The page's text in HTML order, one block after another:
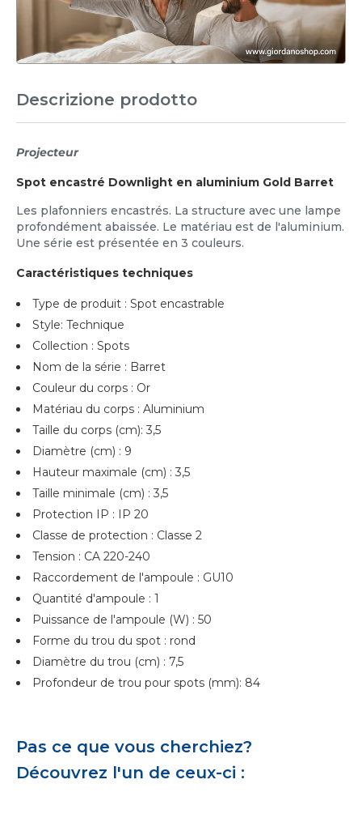
Descrizione prodotto
Projecteur
Spot encastré Downlight en aluminium Gold Barret
Les plafonniers encastrés. La structure avec une lampe
profondément abaissée. Le matériau est de l'aluminium.
Une série est présentée en 3 couleurs.
Caractéristiques techniques
Type de produit : Spot encastrable
Style: Technique
Collection : Spots
Nom de la série : Barret
Couleur du corps : Or
Matériau du corps : Aluminium
Taille du corps (cm): 3,5
Diamètre (cm) : 9
Hauteur maximale (cm) : 3,5
Taille minimale (cm) : 3,5
Protection IP : IP 20
Classe de protection : Classe 2
Tension : CA 220-240
Raccordement de l'ampoule : GU10
Quantité d'ampoule : 1
Puissance de l'ampoule (W) : 50
Forme du trou du spot : rond
Diamètre du trou (cm) : 7,5
Profondeur de trou pour spots (mm): 84
Pas ce que vous cherchiez?
Découvrez l'un de ceux-ci :